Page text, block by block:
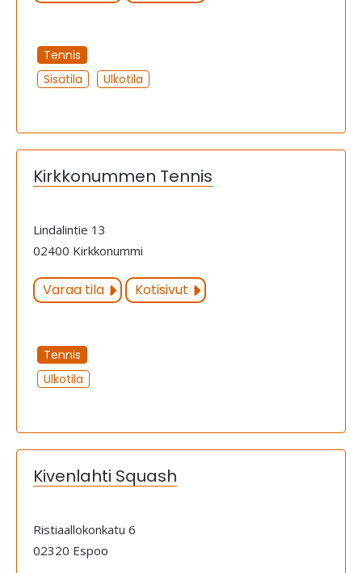
Tennis
Sisätila
Ulkotila
Kirkkonummen Tennis
Lindalintie 13
02400 Kirkkonummi
Varaa tila Kotisivut
Tennis
Ulkotila
Kivenlahti Squash
Ristiaallokonkatu 6
02320 Espoo